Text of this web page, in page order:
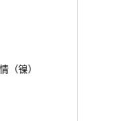
（镍）